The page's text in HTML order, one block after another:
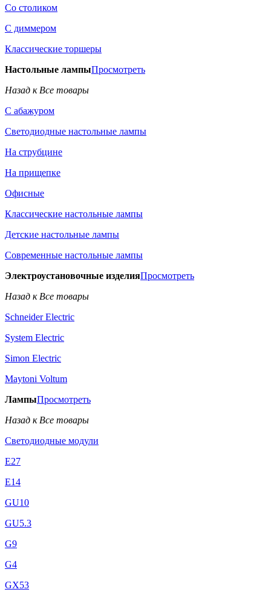
Со столиком
С диммером
Классические торшеры
Настольные лампыПросмотреть
Назад к Все товары
С абажуром
Светодиодные настольные лампы
На струбцине
На прищепке
Офисные
Классические настольные лампы
Детские настольные лампы
Современные настольные лампы
Электроустановочные изделияПросмотреть
Назад к Все товары
Schneider Electric
System Electric
Simon Electric
Maytoni Voltum
ЛампыПросмотреть
Назад к Все товары
Светодиодные модули
E27
E14
GU10
GU5.3
G9
G4
GX53